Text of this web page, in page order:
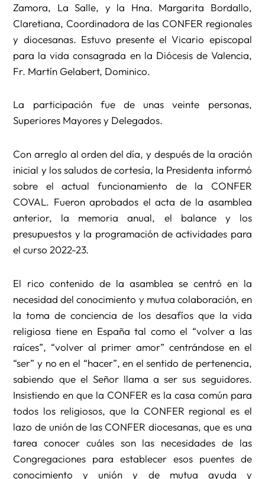
Zamora, La Salle, y la Hna. Margarita Bordallo,
Claretiana, Coordinadora de las CONFER regionales
y diocesanas. Estuvo presente el Vicario episcopal
para la vida consagrada en la Diócesis de Valencia,
Fr. Martín Gelabert, Dominico.
La participación fue de unas veinte personas,
Superiores Mayores y Delegados.
Con arreglo al orden del día, y después de la oración
inicial y los saludos de cortesía, la Presidenta informó
sobre el actual funcionamiento de la CONFER
COVAL. Fueron aprobados el acta de la asamblea
anterior, la memoria anual, el balance y los
presupuestos y la programación de actividades para
el curso 2022-23.
El rico contenido de la asamblea se centró en la
necesidad del conocimiento y mutua colaboración, en
la toma de conciencia de los desafíos que la vida
religiosa tiene en España tal como el “volver a las
raíces”, “volver al primer amor” centrándose en el
“ser” y no en el “hacer”, en el sentido de pertenencia,
sabiendo que el Señor llama a ser sus seguidores.
Insistiendo en que la CONFER es la casa común para
todos los religiosos, que la CONFER regional es el
lazo de unión de las CONFER diocesanas, que es una
tarea conocer cuáles son las necesidades de las
Congregaciones para establecer esos puentes de
conocimiento y unión y de mutua ayuda y